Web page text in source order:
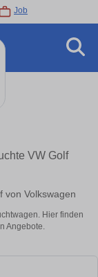
Job
VW Golf
von Volkswagen
Hier finden
Angebote.